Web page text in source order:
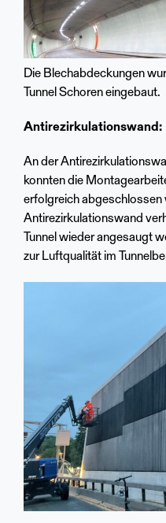
Die Blechabdeckungen
Tunnel Schoren eingebaut.
Antirezirkulationswand:
An der
konnten die
erfolgreich abgeschlossen
Antirezirkulationswand
Tunnel wieder angesaugt
zur Luftqualität im